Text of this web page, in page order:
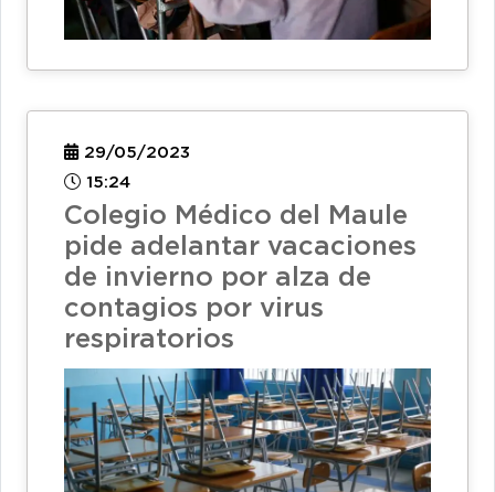
29/05/2023
15:24
Colegio Médico del Maule
pide adelantar vacaciones
de invierno por alza de
contagios por virus
respiratorios